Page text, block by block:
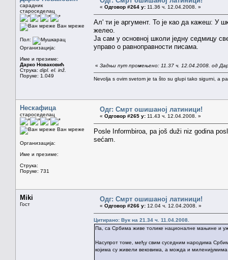
сарадник
староседелац
Ван мреже
Пол:
Организација:
Име и презиме:
Дарко Новаковић
Струка: dipl. el. inž.
Поруке: 1.049
« Одговор #264 у: 11.36 ч. 12.04.2008. »
Ал' ти је аргумент. То је као да кажеш: У
желео.
Ја сам у основној школи једну седмицу
управо о равноправности писама.
« Задњи пут промењено: 11.37 ч. 12.04.2008. од
Nevolja s ovim svetom je ta što su glupi tako sigurni, a
Нескафица
староседелац
Ван мреже
Организација:
Име и презиме:
Струка:
Поруке: 731
Одг: Смрт ошишаној латиници!
« Одговор #265 у: 11.43 ч. 12.04.2008. »
Posle Informbiroa, pa još duži niz godina
sećam.
Miki
Гост
Одг: Смрт ошишаној латиници!
« Одговор #266 у: 12.04 ч. 12.04.2008. »
Цитирано: Вук на 21.34 ч. 11.04.2008.
Па, са Србима живе толике националне мањине и
Насупрот томе, међу свим суседним народима
којима су живели вековима, а можда и